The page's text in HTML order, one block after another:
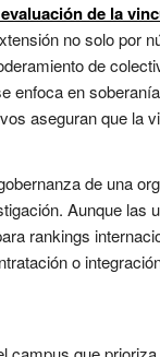
de la
no solo por
de
enfoca en
aseguran que la
de una
Aunque
rankings
o